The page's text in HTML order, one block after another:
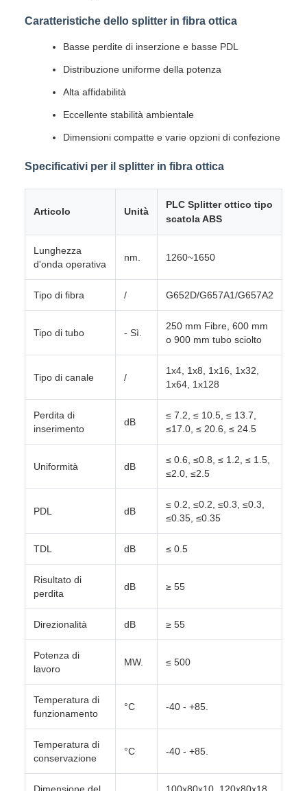
Caratteristiche dello splitter in fibra ottica
Basse perdite di inserzione e basse PDL
Distribuzione uniforme della potenza
Alta affidabilità
Eccellente stabilità ambientale
Dimensioni compatte e varie opzioni di confezione
Specificativi per il splitter in fibra ottica
Articolo Unità
PLC Splitter ottico tipo
scatola ABS
Lunghezza
d'onda operativa
nm. 1260~1650
Tipo di fibra / G652D/G657A1/G657A2
Tipo di tubo - Sì.
250 mm Fibre, 600 mm
o 900 mm tubo sciolto
Tipo di canale /
1x4, 1x8, 1x16, 1x32,
1x64, 1x128
Perdita di
inserimento
dB
≤ 7.2, ≤ 10.5, ≤ 13.7,
≤17.0, ≤ 20.6, ≤ 24.5
Uniformità dB
≤ 0.6, ≤0.8, ≤ 1.2, ≤ 1.5,
≤2.0, ≤2.5
PDL dB
≤ 0.2, ≤0.2, ≤0.3, ≤0.3,
≤0.35, ≤0.35
TDL dB ≤ 0.5
Risultato di
perdita
dB ≥ 55
Direzionalità dB ≥ 55
Potenza di
lavoro
MW. ≤ 500
Temperatura di
funzionamento
°C -40 - +85.
Temperatura di
conservazione
°C -40 - +85.